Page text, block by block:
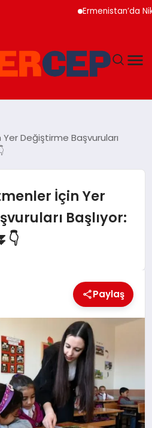
Ermenistan’da Nikol
Değiştirme Başvuruları
İçin Yer
Başlıyor:
Paylaş